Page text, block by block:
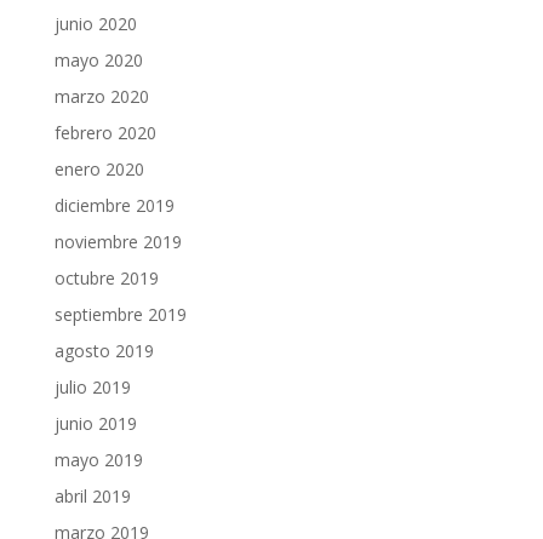
junio 2020
mayo 2020
marzo 2020
febrero 2020
enero 2020
diciembre 2019
noviembre 2019
octubre 2019
septiembre 2019
agosto 2019
julio 2019
junio 2019
mayo 2019
abril 2019
marzo 2019